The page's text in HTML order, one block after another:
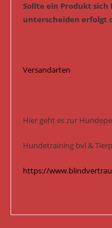
Sollte ein Produkt
unterscheiden erfolgt
Versandarten
Hier geht es zur
Hundetraining bvl &
https://